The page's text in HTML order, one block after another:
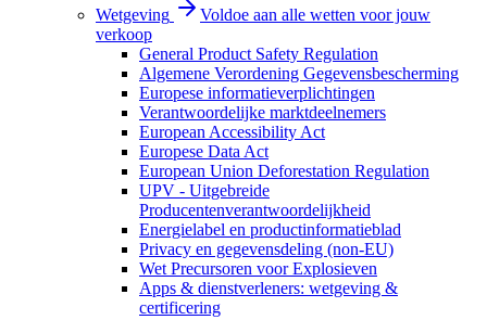
Wetgeving
Voldoe aan alle wetten voor jouw
verkoop
General Product Safety Regulation
Algemene Verordening Gegevensbescherming
Europese informatieverplichtingen
Verantwoordelijke marktdeelnemers
European Accessibility Act
Europese Data Act
European Union Deforestation Regulation
UPV - Uitgebreide
Producentenverantwoordelijkheid
Energielabel en productinformatieblad
Privacy en gegevensdeling (non-EU)
Wet Precursoren voor Explosieven
Apps & dienstverleners: wetgeving &
certificering